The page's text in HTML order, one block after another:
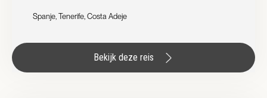
Spanje, Tenerife, Costa Adeje
Bekijk deze reis